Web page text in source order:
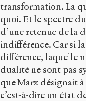
transformation. La
quoi. Et le spectre
d’une retenue de la
indifférence. Car si
différence, laquelle
dualité ne sont pas
que Marx désignait
c’est-à-dire un état